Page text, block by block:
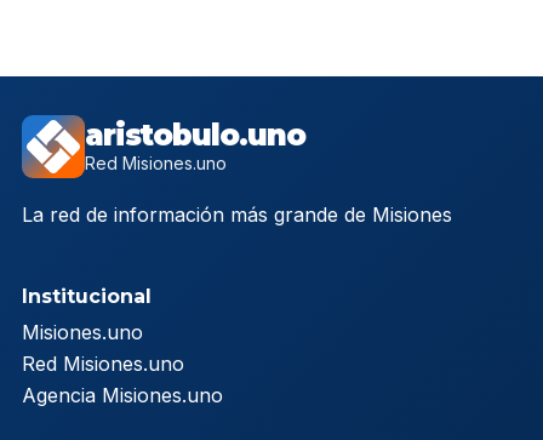
aristobulo.uno
Red Misiones.uno
La red de información más grande de Misiones
Institucional
Misiones.uno
Red Misiones.uno
Agencia Misiones.uno